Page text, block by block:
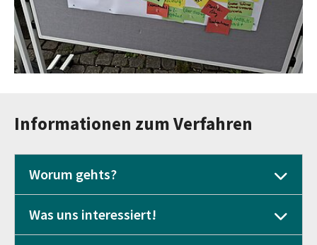
Informationen zum Verfahren
Worum gehts?
Was uns interessiert!